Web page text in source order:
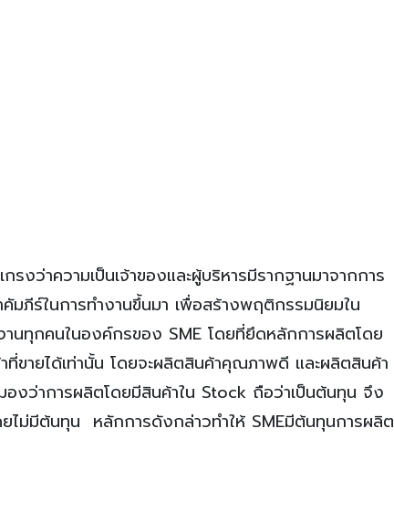
งว่าความเป็นเจ้าของและผู้บริหารมีรากฐานมาจากการ
ภีร์ในการทำงานขึ้นมา เพื่อสร้างพฤติกรรมนิยมใน
นทุกคนในองค์กรของ SME โดยที่ยึดหลักการผลิตโดย
ขายได้เท่านั้น โดยจะผลิตสินค้าคุณภาพดี และผลิตสินค้า
ว่าการผลิตโดยมีสินค้าใน Stock ถือว่าเป็นต้นทุน จึง
ไม่มีต้นทุน หลักการดังกล่าวทำให้ SMEมีต้นทุนการผลิต